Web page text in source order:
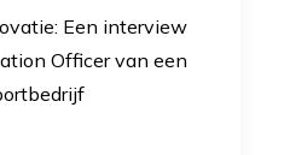
Een interview
Officer van een